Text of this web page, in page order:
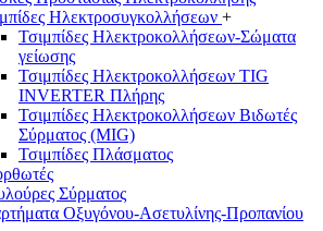
Ηλεκτροσυγκολλήσεων +
Τσιμπίδες Ηλεκτροκολλήσεων-Σώματα
γείωσης
Τσιμπίδες Ηλεκτροκολλήσεων TIG
INVERTER Πλήρης
Τσιμπίδες Ηλεκτροκολλήσεων Βιδωτές
Σύρματος (MIG)
Τσιμπίδες Πλάσματος
Σύρματος
Οξυγόνου-Ασετυλίνης-Προπανίου